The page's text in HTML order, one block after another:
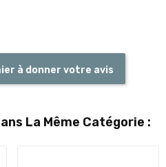
à donner votre avis
La Même Catégorie :